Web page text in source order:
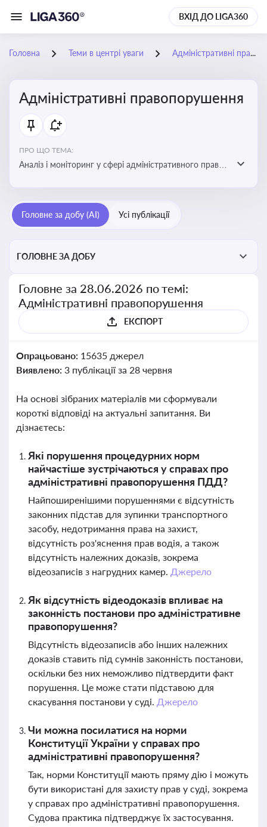
ВХІД ДО LIGA360
Головна Теми в центрі уваги Адміністративні правопорушення
Адміністративні правопорушення
ПРО ЩО ТЕМА:
Аналіз і моніторинг у сфері адміністративного права:
Головне за добу (AI) Усі публікації
ГОЛОВНЕ ЗА ДОБУ
Головне за 28.06.2026 по темі:
Адміністративні правопорушення
ЕКСПОРТ
Опрацьовано: 15635 джерел
Виявлено: 3 публікації за 28 червня
На основі зібраних матеріалів ми сформували
короткі відповіді на актуальні запитання. Ви
дізнаєтесь:
Які порушення процедурних норм
найчастіше зустрічаються у справах про
адміністративні правопорушення ПДД?
Найпоширенішими порушеннями є відсутність
законних підстав для зупинки транспортного
засобу, недотримання права на захист,
відсутність роз'яснення прав водія, а також
відсутність належних доказів, зокрема
відеозаписів з нагрудних камер. Джерело
Як відсутність відеодоказів впливає на
законність постанови про адміністративне
правопорушення?
Відсутність відеозаписів або інших належних
доказів ставить під сумнів законність постанови,
оскільки без них неможливо підтвердити факт
порушення. Це може стати підставою для
скасування постанови у суді. Джерело
Чи можна посилатися на норми
Конституції України у справах про
адміністративні правопорушення?
Так, норми Конституції мають пряму дію і можуть
бути використані для захисту прав у суді, зокрема
у справах про адміністративні правопорушення.
Судова практика підтверджує їх застосування.